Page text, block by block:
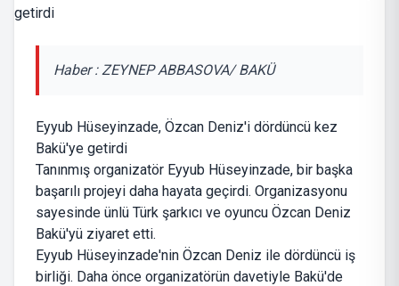
Haber : ZEYNEP ABBASOVA/ BAKÜ
Eyyub Hüseyinzade, Özcan Deniz'i dördüncü kez
Bakü'ye getirdi
Tanınmış organizatör Eyyub Hüseyinzade, bir başka
başarılı projeyi daha hayata geçirdi. Organizasyonu
sayesinde ünlü Türk şarkıcı ve oyuncu Özcan Deniz
Bakü'yü ziyaret etti.
Eyyub Hüseyinzade'nin Özcan Deniz ile dördüncü iş
birliği. Daha önce organizatörün davetiyle Bakü'de